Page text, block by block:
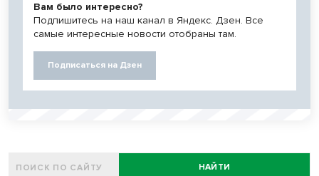
Вам было интересно?
Подпишитесь на наш канал в Яндекс. Дзен. Все
самые интересные новости отобраны там.
Подписаться на Дзен
НАЙТИ